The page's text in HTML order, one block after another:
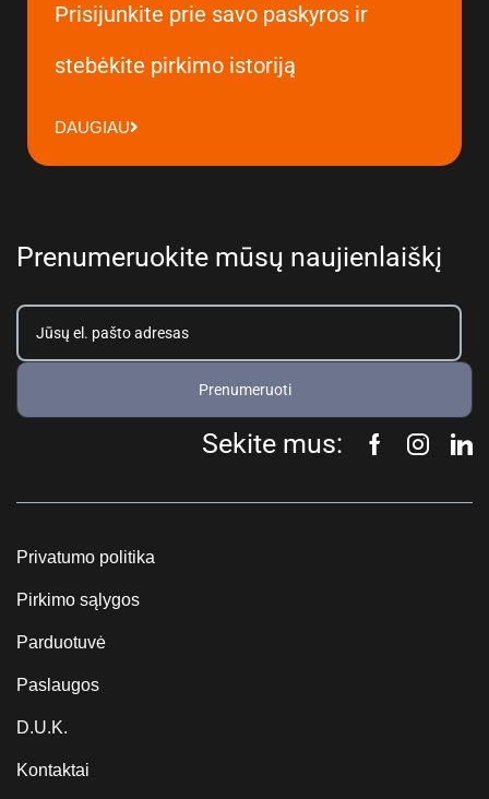
Prisijunkite prie savo paskyros ir
stebėkite pirkimo istoriją
DAUGIAU
Prenumeruokite mūsų naujienlaiškį
Prenumeruoti
Sekite mus:
Privatumo politika
Pirkimo sąlygos
Parduotuvė
Paslaugos
D.U.K.
Kontaktai